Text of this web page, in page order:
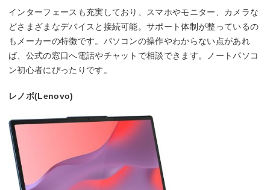
インターフェースも充実しており、スマホやモニター、カメラな
どさまざまなデバイスと接続可能。サポート体制が整っているの
もメーカーの特徴です。パソコンの操作やわからない点があれ
ば、公式の窓口へ電話やチャットで相談できます。ノートパソコ
ン初心者にぴったりです。
レノボ(Lenovo)